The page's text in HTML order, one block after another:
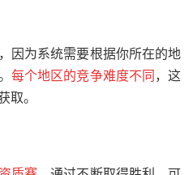
，因为系统需要根据你所在的地
每个地区的竞争难度不同 ，这
取。